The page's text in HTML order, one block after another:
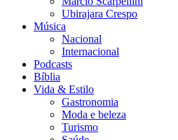
Ubirajara Crespo
Música
Nacional
Internacional
Podcasts
Bíblia
Vida & Estilo
Gastronomia
Moda e beleza
Turismo